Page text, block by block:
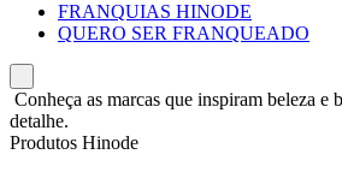
FRANQUIAS HINODE
QUERO SER FRANQUEADO
Conheça as marcas que inspiram beleza e
detalhe.
Produtos Hinode